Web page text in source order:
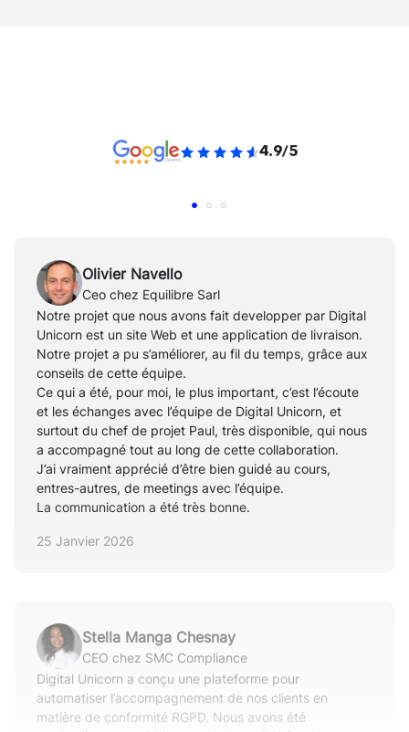
4.9/5
Olivier Navello
Ceo chez Equilibre Sarl
Notre projet que nous avons fait developper par Digital
Unicorn est un site Web et une application de livraison.
Notre projet a pu s’améliorer, au fil du temps, grâce aux
conseils de cette équipe.
Ce qui a été, pour moi, le plus important, c’est l’écoute
et les échanges avec l’équipe de Digital Unicorn, et
surtout du chef de projet Paul, très disponible, qui nous
a accompagné tout au long de cette collaboration.
J’ai vraiment apprécié d’être bien guidé au cours,
entres-autres, de meetings avec l’équipe.
La communication a été très bonne.
25 Janvier 2026
Stella Manga Chesnay
CEO chez SMC Compliance
Digital Unicorn a conçu une plateforme pour
automatiser l’accompagnement de nos clients en
matière de conformité RGPD. Nous avons été